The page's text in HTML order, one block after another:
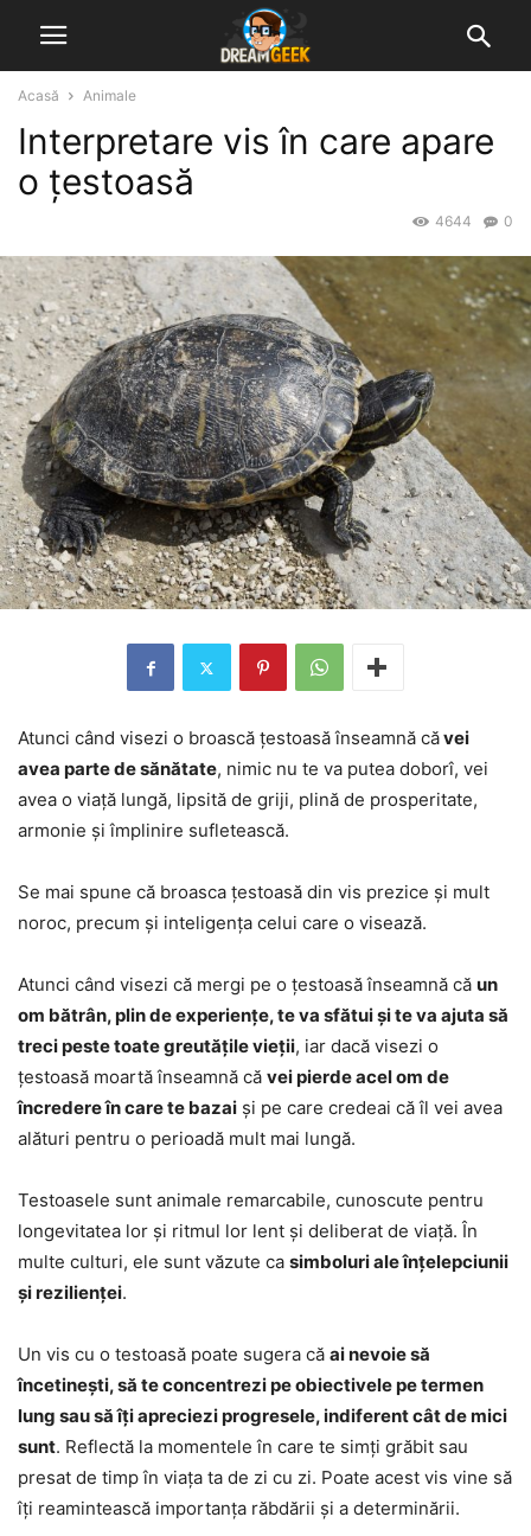
Acasă Animale
Interpretare vis în care apare
o țestoasă
0
4644
Atunci când visezi o broască țestoasă înseamnă căvei
avea parte de sănătate, nimic nu te va putea doborî, vei
avea o viață lungă, lipsită de griji, plină de prosperitate,
armonie și împlinire sufletească.
Se mai spune că broasca țestoasă din vis prezice și mult
noroc, precum și inteligența celui care o visează.
Atunci când visezi că mergi pe o țestoasă înseamnă că un
om bătrân, plin de experiențe, te va sfătui și te va ajuta să
treci peste toate greutățile vieții, iar dacă visezi o
țestoasă moartă înseamnă că vei pierde acel om de
încredere în care te bazai și pe care credeai că îl vei avea
alături pentru o perioadă mult mai lungă.
Testoasele sunt animale remarcabile, cunoscute pentru
longevitatea lor și ritmul lor lent și deliberat de viață. În
multe culturi, ele sunt văzute ca simboluri ale înțelepciunii
și rezilienței.
Un vis cu o testoasă poate sugera că ai nevoie să
încetinești, să te concentrezi pe obiectivele pe termen
lung sau să îți apreciezi progresele, indiferent cât de mici
sunt. Reflectă la momentele în care te simți grăbit sau
presat de timp în viața ta de zi cu zi. Poate acest vis vine să
îți reamintească importanța răbdării și a determinării.